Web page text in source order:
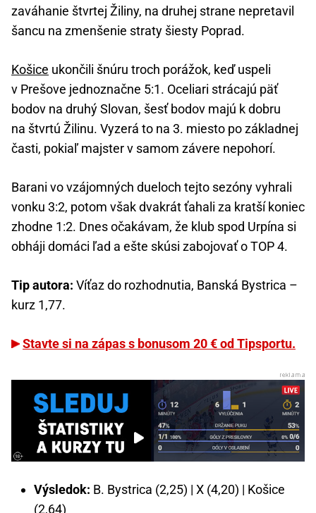
zaváhanie štvrtej Žiliny, na druhej strane nepretavil
šancu na zmenšenie straty šiesty Poprad.
Košice ukončili šnúru troch porážok, keď uspeli
v Prešove jednoznačne 5:1. Oceliari strácajú päť
bodov na druhý Slovan, šesť bodov majú k dobru
na štvrtú Žilinu. Vyzerá to na 3. miesto po základnej
časti, pokiaľ majster v samom závere nepohorí.
Barani vo vzájomných dueloch tejto sezóny vyhrali
vonku 3:2, potom však dvakrát ťahali za kratší koniec
zhodne 1:2. Dnes očakávam, že klub spod Urpína si
obháji domáci ľad a ešte skúsi zabojovať o TOP 4.
Tip autora: Víťaz do rozhodnutia, Banská Bystrica –
kurz 1,77.
Stavte si na zápas s bonusom 20 € od Tipsportu.
Výsledok: B. Bystrica (2,25) | X (4,20) | Košice
(2,64)